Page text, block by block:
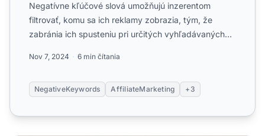
Negatívne kľúčové slová umožňujú inzerentom
filtrovať, komu sa ich reklamy zobrazia, tým, že
zabránia ich spusteniu pri určitých vyhľadávaných
Nov 7, 2024 6 min čítania
NegativeKeywords AffiliateMarketing +3